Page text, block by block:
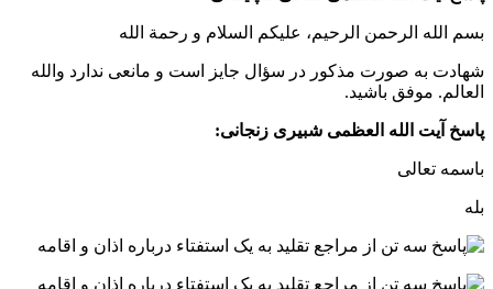
بسم الله الرحمن الرحیم، علیکم السلام و رحمة الله
شهادت به صورت مذکور در سؤال جایز است و مانعی ندارد والله
العالم. موفق باشید.
پاسخ آیت الله العظمی شبیری زنجانی:
باسمه تعالی
بله